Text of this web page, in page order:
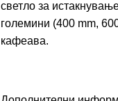
светло за
големини (400 mm,
кафеава.